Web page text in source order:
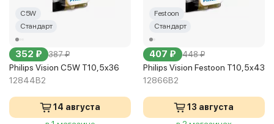
C5W
Стандарт
352 ₽ 387 ₽
Philips Vision C5W T10,5x36
12844B2
14 августа
Festoon
Стандарт
407 ₽ 448 ₽
Philips Vision Festoon T10,5x43
12866B2
13 августа